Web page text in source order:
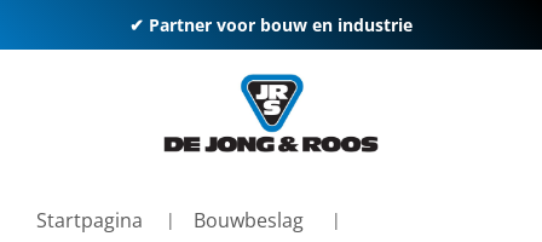
✔ Partner voor bouw en industrie
Startpagina
Bouwbeslag